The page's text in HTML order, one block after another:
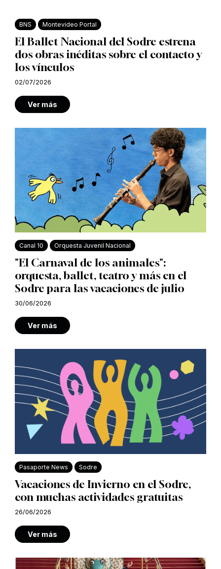
BNS Montevideo Portal
El Ballet Nacional del Sodre estrena
dos obras inéditas sobre el contacto y
los vínculos
02/07/2026
Ver más
Canal 10 Orquesta Juvenil Nacional
"El Carnaval de los animales":
orquesta, ballet, teatro y más en el
Sodre para las vacaciones de julio
30/06/2026
Ver más
Pasaporte News Sodre
Vacaciones de Invierno en el Sodre,
con muchas actividades gratuitas
26/06/2026
Ver más